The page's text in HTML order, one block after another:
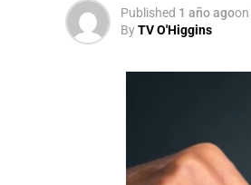
Published 1 año agoon
ByTV O'Higgins